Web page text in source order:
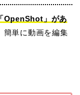
OpenShot」があ
簡単に動画を編集